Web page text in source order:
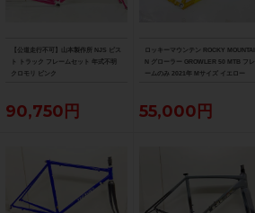
【公道走行不可】山本製作所 NJS ピス
ト トラック フレームセット 年式不明
クロモリ ピンク
90,750円
ロッキーマウンテン ROCKY MOUNTAI
N グローラー GROWLER 50 MTB フレ
ームのみ 2021年 Mサイズ イエロー
55,000円